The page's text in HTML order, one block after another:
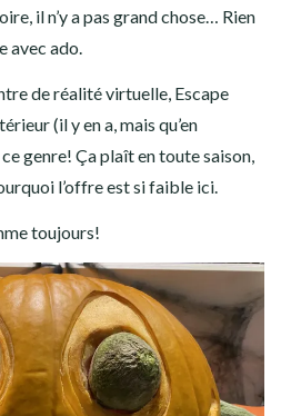
il n’y a pas grand chose… Rien
avec ado.
de réalité virtuelle, Escape
(il y en a, mais qu’en
genre! Ça plaît en toute saison,
l’offre est si faible ici.
toujours!